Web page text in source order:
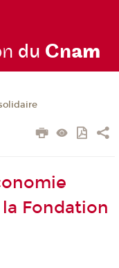
du Cnam
Fondation